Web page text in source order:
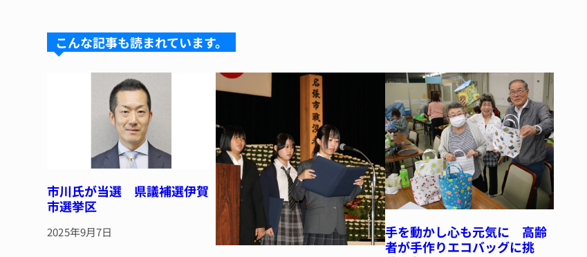
k
y
d
s
b
o
st
こんな記事も読まれています。
市川氏が当選 県議補選伊賀
市選挙区
2025年9月7日
手を動かし心も元気に 高齢
者が手作りエコバッグに挑